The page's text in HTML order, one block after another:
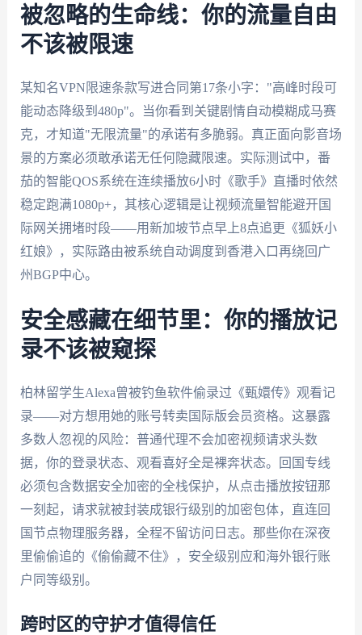
被忽略的生命线：你的流量自由
不该被限速
某知名VPN限速条款写进合同第17条小字："高峰时段可
能动态降级到480p"。当你看到关键剧情自动模糊成马赛
克，才知道"无限流量"的承诺有多脆弱。真正面向影音场
景的方案必须敢承诺无任何隐藏限速。实际测试中，番
茄的智能QOS系统在连续播放6小时《歌手》直播时依然
稳定跑满1080p+，其核心逻辑是让视频流量智能避开国
际网关拥堵时段——用新加坡节点早上8点追更《狐妖小
红娘》，实际路由被系统自动调度到香港入口再绕回广
州BGP中心。
安全感藏在细节里：你的播放记
录不该被窥探
柏林留学生Alexa曾被钓鱼软件偷录过《甄嬛传》观看记
录——对方想用她的账号转卖国际版会员资格。这暴露
多数人忽视的风险：普通代理不会加密视频请求头数
据，你的登录状态、观看喜好全是裸奔状态。回国专线
必须包含数据安全加密的全栈保护，从点击播放按钮那
一刻起，请求就被封装成银行级别的加密包体，直连回
国节点物理服务器，全程不留访问日志。那些你在深夜
里偷偷追的《偷偷藏不住》，安全级别应和海外银行账
户同等级别。
跨时区的守护才值得信任